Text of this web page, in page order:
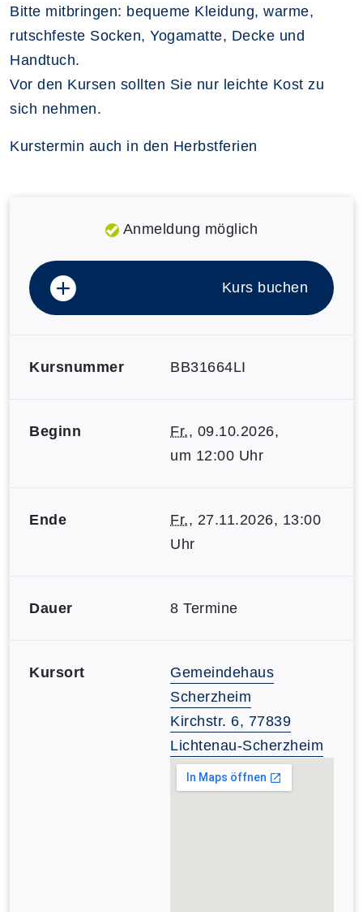
Bitte mitbringen: bequeme Kleidung, warme,
rutschfeste Socken, Yogamatte, Decke und
Handtuch.
Vor den Kursen sollten Sie nur leichte Kost zu
sich nehmen.
Kurstermin auch in den Herbstferien
Anmeldung möglich
Kurs buchen
Kursnummer BB31664LI
Beginn Fr., 09.10.2026,
um 12:00 Uhr
Ende Fr., 27.11.2026, 13:00
Uhr
Dauer 8 Termine
Kursort
Gemeindehaus
Scherzheim
Kirchstr. 6, 77839
Lichtenau-Scherzheim